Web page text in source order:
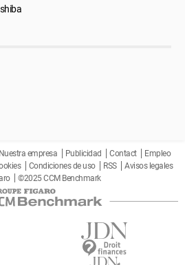
Nuestra empresa Publicidad Contact
Empleo
Condiciones de uso RSS
Avisos legales
©2025 CCM Benchmark